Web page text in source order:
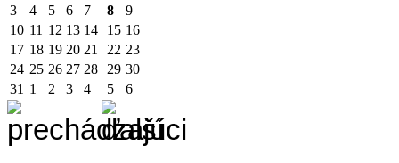
3
4 5 6 7 8
9
10 11 12 13 14 15 16
17 18 19 20 21 22 23
24 25 26 27 28 29 30
31 1 2 3 4 5 6